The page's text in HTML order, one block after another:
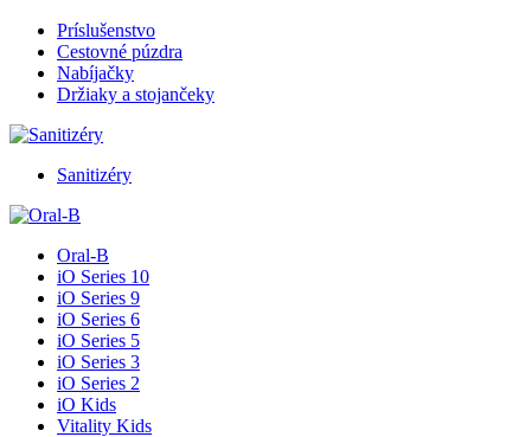
Príslušenstvo
Cestovné púzdra
Nabíjačky
Držiaky a stojančeky
Sanitizéry
Oral-B
iO Series 10
iO Series 9
iO Series 6
iO Series 5
iO Series 3
iO Series 2
iO Kids
Vitality Kids